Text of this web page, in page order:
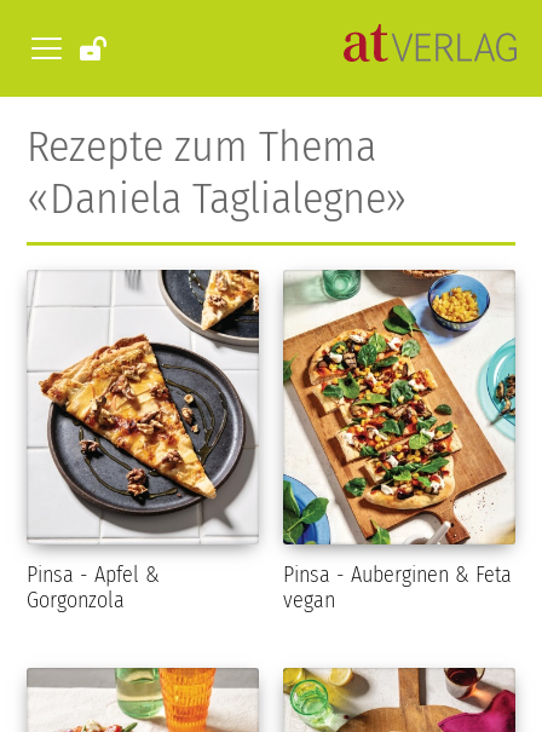
Rezepte zum Thema
«Daniela Taglialegne»
Pinsa - Apfel &
Gorgonzola
Pinsa - Auberginen & Feta
vegan